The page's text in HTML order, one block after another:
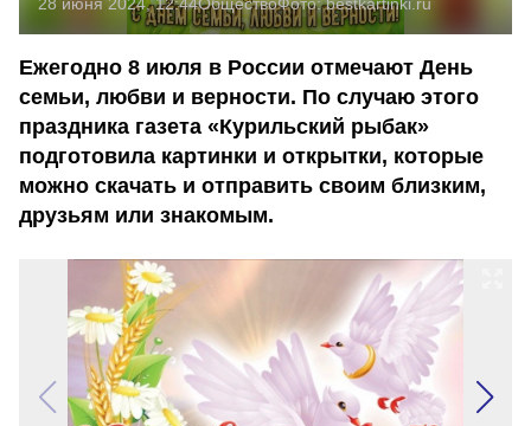
Ежегодно 8 июля в России отмечают День
семьи, любви и верности. По случаю этого
праздника газета «Курильский рыбак»
подготовила картинки и открытки, которые
можно скачать и отправить своим близким,
друзьям или знакомым.